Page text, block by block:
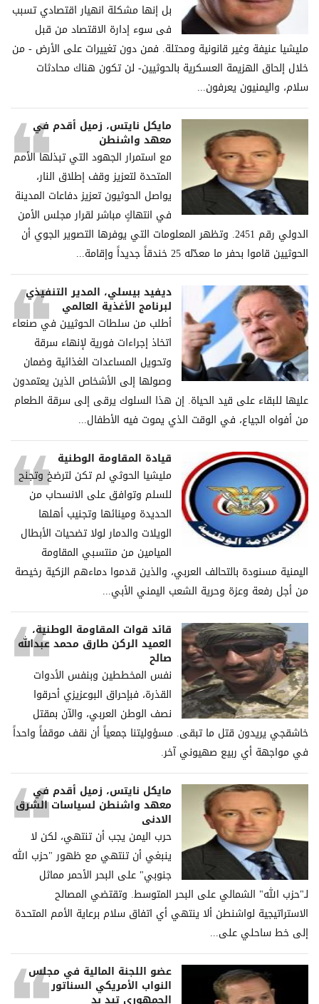
بل إنھا مشكلة انھیار اقتصادي تسبب
فی سوء إدارة الاقتصاد من قبل
ملیشیا عنیفة وغیر قانونیة ومحتلة. فمن دون تغییرات على الأرض - من
خلال إلحاق الھزیمة العسكریة بالحوثیین- لن تكون ھناك محادثات
سلام، والیمنیون یعرفون...
مايكل نايتس، زميل أقدم في
معهد واشنطن
مع استمرار الجهود التي تبذلها الأمم
المتحدة لتعزيز وقف إطلاق النار،
يواصل الحوثيون تعزيز دفاعات المدينة
في انتهاكٍ مباشر لقرار مجلس الأمن
الدولي رقم 2451. وتظهر المعلومات التي يوفرها التصوير الجوي أن
الحوثيين قاموا بحفر ما معدّله 25 خندقاً جديداً وإقامة...
ديفيد بيسلي، المدير التنفيذي
لبرنامج الأغذية العالمي
أطلب من سلطات الحوثيين في صنعاء
اتخاذ إجراءات فورية لإنهاء سرقة
وتحويل المساعدات الغذائية وضمان
وصولها إلى الأشخاص الذين يعتمدون
عليها للبقاء على قيد الحياة. إن هذا السلوك يرقى إلى سرقة الطعام
من أفواه الجياع، في الوقت الذي يموت فيه الأطفال...
قيادة المقاومة الوطنية
مليشيا الحوثي لم تكن لترضخ وتجنح
للسلم وتوافق على الانسحاب من
الحديدة ومينائها وتجنيب أهلها
الويلات والدمار لولا تضحيات الأبطال
الميامين من منتسبي المقاومة
اليمنية مسنودة بالتحالف العربي، والذين قدموا دماءهم الزكية رخيصة
من أجل رفعة وعزة وحرية الشعب اليمني الأبي...
قائد قوات المقاومة الوطنية،
العميد الركن طارق محمد عبدالله
صالح
نفس المخططين وبنفس الأدوات
القذرة، فبإحراق البوعزيزي أحرقوا
نصف الوطن العربي، والآن بمقتل
خاشقجي يريدون قتل ما تبقى. مسؤوليتنا جمعياً أن نقف موقفاً واحداً
في مواجهة أي ربيع صهيوني آخر.
مايكل نايتس، زميل أقدم في
معهد واشنطن لسياسات الشرق
الادنى
حرب اليمن يجب أن تنتهي، لكن لا
ينبغي أن تنتهي مع ظهور "حزب الله
جنوبي" على البحر الأحمر مماثل
لـ"حزب الله" الشمالي على البحر المتوسط. وتقتضي المصالح
الاستراتيجية لواشنطن ألا ينتهي أي اتفاق سلام برعاية الأمم المتحدة
إلى خط ساحلي على...
عضو اللجنة المالية في مجلس
النواب الأمريكي السناتور
الجمهوري تيد بد